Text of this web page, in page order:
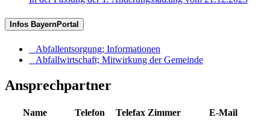
Infos BayernPortal
Abfallentsorgung; Informationen
Abfallwirtschaft; Mitwirkung der Gemeinde
Ansprechpartner
Name Telefon Telefax Zimmer
E-Mail